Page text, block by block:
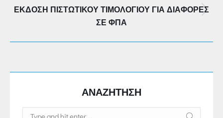
Next
post:
ΈΚΔΟΣΗ ΠΙΣΤΩΤΙΚΟΎ ΤΙΜΟΛΟΓΊΟΥ ΓΙΑ ΔΙΑΦΟΡΈΣ
ΣΕ ΦΠΑ
ΑΝΑΖΗΤΗΣΗ
Search: